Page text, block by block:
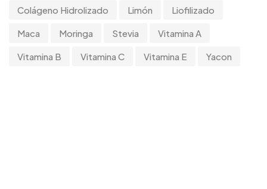
Colágeno Hidrolizado Limón Liofilizado
Maca Moringa Stevia Vitamina A
Vitamina B Vitamina C Vitamina E Yacon